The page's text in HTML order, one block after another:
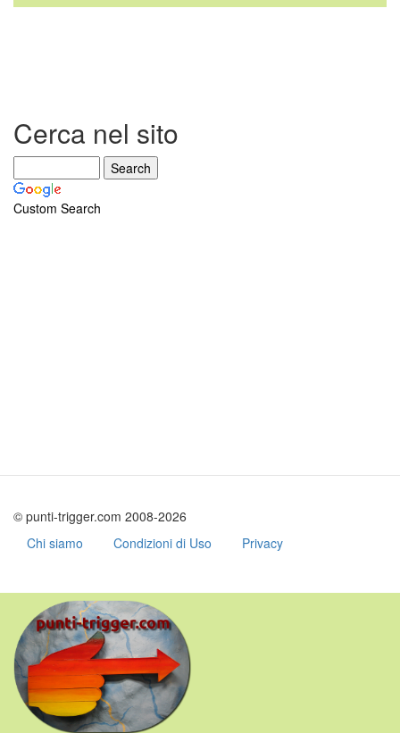
Cerca nel sito
Custom Search
© punti-trigger.com 2008-2026
Chi siamo
Condizioni di Uso Privacy
main
content